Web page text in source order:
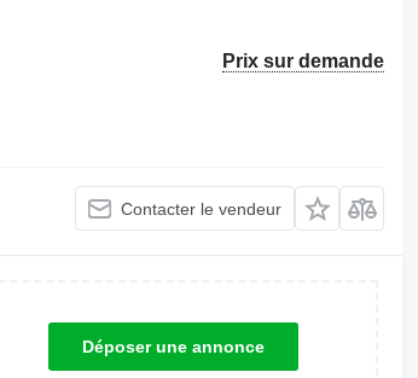
Prix sur demande
Contacter le vendeur
Déposer une annonce